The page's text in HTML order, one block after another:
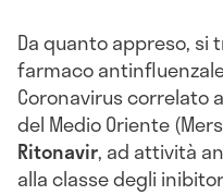
Da quanto appreso, si
farmaco
Coronavirus correlato
del Medio Oriente
Ritonavir, ad attività
alla classe degli